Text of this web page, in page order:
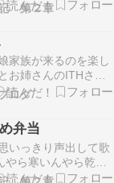
じゃけぇ朝はそねぇ
ながら(^^;)ゆうき起
まだ動けず休みでか
ぐらいはしたんじゃ
記 第２章
家族が来るのを楽し
お姉さんのITHさん
んと39度近く これ
飯を食べるけどITH
も言わず横になって
ここまで上がるとつ
ログ
弁当
いっきり声出して歌
ら寒いんやら乾燥
エンザも流行っちょ